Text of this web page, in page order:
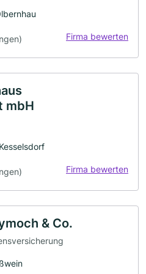
Firma bewerten
mbH
Firma bewerten
& Co.